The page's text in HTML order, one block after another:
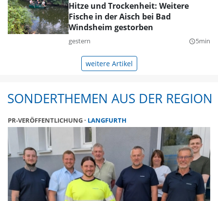
Hitze und Trockenheit: Weitere
Fische in der Aisch bei Bad
Windsheim gestorben
gestern query_builder5min
weitere Artikel
SONDERTHEMEN AUS DER REGION
PR-VERÖFFENTLICHUNG LANGFURTH